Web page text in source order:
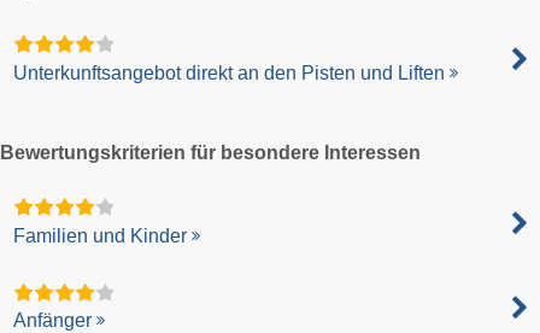
Unterkunftsangebot direkt an den Pisten und Liften
Bewertungskriterien für besondere Interessen
Familien und Kinder
Anfänger